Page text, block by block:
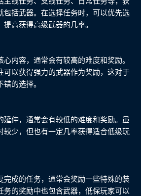
包括武器。在选择任务时，可以优先选
高获得高级武器的几率。
内容，通常会有较高的难度和奖励。
可以获得强力的武器作为奖励，这对于
的选择。
延伸，通常会有较低的难度和奖励。虽
较少，但也有一定几率获得适合低级玩
完成的任务，通常会奖励一些特殊的装
务的奖励中也包含武器，低保玩家可以